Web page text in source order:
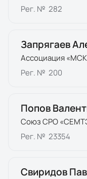
Рег. № 282
Запрягаев
Ассоциация
Рег. № 200
Попов
Союз СРО
Рег. № 23354
Свиридов